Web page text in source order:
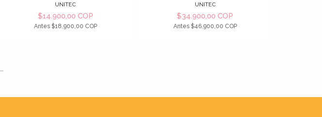
UNITEC
$14.900,00 COP
Antes $18.900,00 COP
UNITEC
$34.900,00 COP
Antes $46.900,00 COP